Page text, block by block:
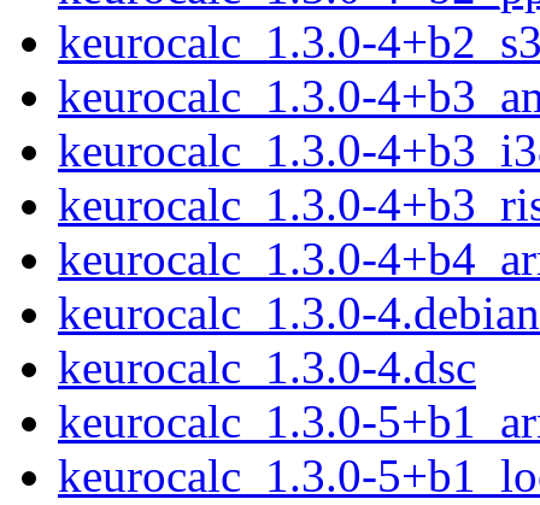
keurocalc_1.3.0-
keurocalc_1.3.0-
keurocalc_1.3.0-
keurocalc_1.3.0-
keurocalc_1.3.0-
keurocalc_1.3.0-
keurocalc_1.3.0-4.dsc
keurocalc_1.3.0-
keurocalc_1.3.0-